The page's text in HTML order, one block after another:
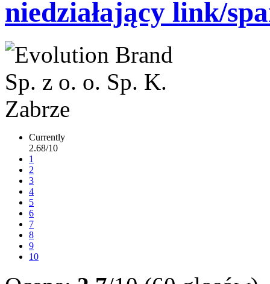
niedziałający link/
Currently
2.68/10
1
2
3
4
5
6
7
8
9
10